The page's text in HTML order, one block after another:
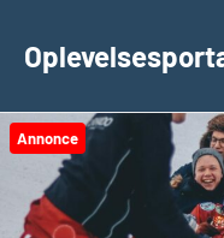
Annonce